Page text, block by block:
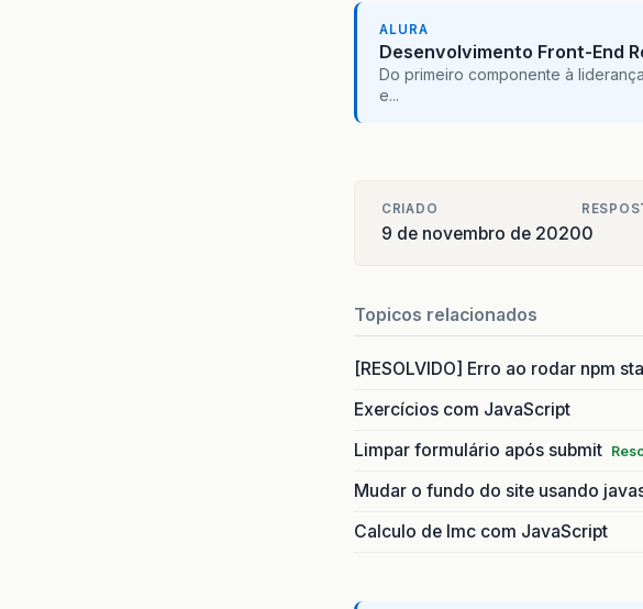
<nav class="menu">
<ul>
</nav>
ALURA
Desenvolvimento Front-End
Do primeiro componente à
e...
CRIADO
9 de novembro de 20200
Topicos relacionados
[RESOLVIDO] Erro ao rodar npm
Exercícios com JavaScript
Limpar formulário após submit
Mudar o fundo do site usando
Calculo de Imc com JavaScript